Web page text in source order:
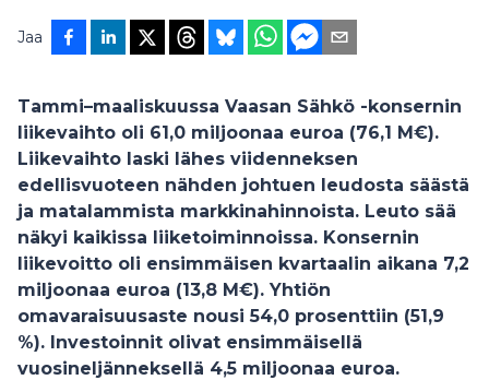
Jaa
Tammi–maaliskuussa Vaasan Sähkö -konsernin
liikevaihto oli 61,0 miljoonaa euroa (76,1 M€).
Liikevaihto laski lähes viidenneksen
edellisvuoteen nähden johtuen leudosta säästä
ja matalammista markkinahinnoista. Leuto sää
näkyi kaikissa liiketoiminnoissa. Konsernin
liikevoitto oli ensimmäisen kvartaalin aikana 7,2
miljoonaa euroa (13,8 M€). Yhtiön
omavaraisuusaste nousi 54,0 prosenttiin (51,9
%). Investoinnit olivat ensimmäisellä
vuosineljänneksellä 4,5 miljoonaa euroa.